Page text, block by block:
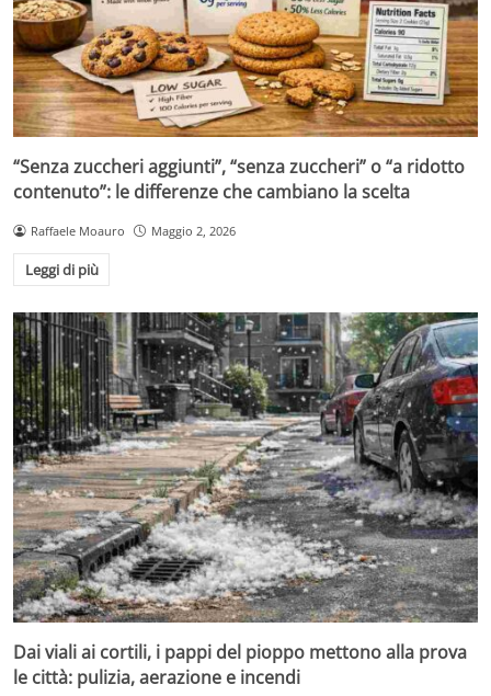
“Senza zuccheri aggiunti”, “senza zuccheri” o “a ridotto
contenuto”: le differenze che cambiano la scelta
Raffaele Moauro Maggio 2, 2026
Leggi di più
Dai viali ai cortili, i pappi del pioppo mettono alla prova
le città: pulizia, aerazione e incendi